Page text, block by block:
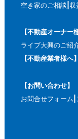
空き家のご相談 収
【不動産オーナー
ライブ大興のご紹
【不動産業者様へ】
【お問い合わせ】
お問合せフォーム